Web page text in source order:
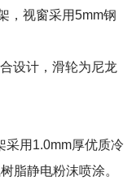
，视窗采用5mm钢
设计，滑轮为尼龙
采用1.0mm厚优质冷
脂静电粉沫喷涂。